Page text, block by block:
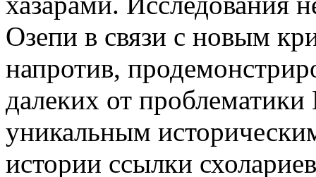
Озепи в связи с новым
напротив,
далеких от
уникальным
истории ссылки